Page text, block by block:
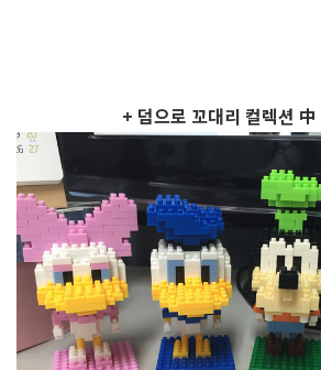
+ 덤으로 꼬대리 컬렉션 中